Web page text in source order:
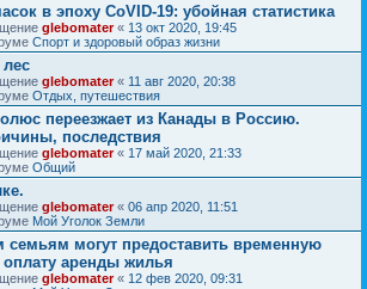
в эпоху CoVID-19: убойная статистика
glebomater« 13 окт 2020, 19:45
Спорт и здоровый образ жизни
glebomater« 11 авг 2020, 20:38
Отдых, путешествия
переезжает из Канады в Россию.
последствия
glebomater« 17 май 2020, 21:33
Общий
glebomater« 06 апр 2020, 11:51
Мой Уголок Земли
могут предоставить временную
аренды жилья
glebomater« 12 фев 2020, 09:31